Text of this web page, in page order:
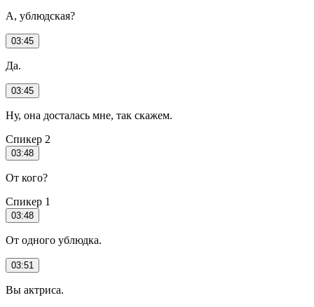
А, ублюдская?
03:45
Да.
03:45
Ну, она досталась мне, так скажем.
Спикер 2
03:48
От кого?
Спикер 1
03:48
От одного ублюдка.
03:51
Вы актриса.